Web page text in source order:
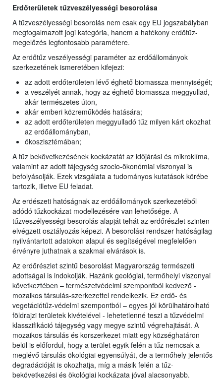
Erdőterületek tűzveszélyességi besorolása
A tűzveszélyességi besorolás nem csak egy EU jogszabályban
megfogalmazott jogi kategória, hanem a hatékony erdőtűz-
megelőzés legfontosabb paramétere.
Az erdőtűz veszélyességi paraméter az erdőállományok
szerkezetének ismeretében kifejezi:
az adott erdőterületen lévő éghető biomassza mennyiségét;
a veszélyét annak, hogy az éghető biomassza meggyullad,
akár természetes úton,
akár emberi közreműködés hatására;
az adott erdőterületen meggyulladó tűz milyen kárt okozhat
az erdőállományban,
ökoszisztémában;
A tűz bekövetkezésének kockázatát az időjárási és mikroklíma,
valamint az adott tájegység szocio-ökonómiai viszonyai is
befolyásolják. Ezek vizsgálata a tudományos kutatások körébe
tartozik, illetve EU feladat.
Az erdészeti hatóságnak az erdőállományok szerkezetéből
adódó tűzkockázat modellezésére van lehetősége. A
tűzveszélyességi besorolás alapját tehát az erdőrészlet szinten
elvégzett osztályozás képezi. A besorolási rendszer hatóságilag
nyilvántartott adatokon alapul és segítségével megfelelően
érvényre juthatnak a szakmai elvárások is.
Az erdőrészlet szintű besorolást Magyarország természeti
adottságai is indokolják. Hazánk geológiai, termőhelyi viszonyai
következtében – természetvédelmi szempontból kedvező -
mozaikos társulás-szerkezettel rendelkezik. Ez erdő- és
vegetációtűz-védelmi szempontból – egyes jól körülhatárolható
földrajzi területek kivételével - lehetetlenné teszi a tűzvédelmi
klasszifikáció tájegység vagy megye szintű végrehajtását. A
mozaikos társulás és korszerkezet miatt egy községhatáron
belül is előfordul, hogy a terület egyik felén a tűz nemcsak a
meglévő társulás ökológiai egyensúlyát, de a termőhely jelentős
degradációját is okozhatja, míg a másik felén a tűz-
bekövetkezési és ökológiai kockázata jóval alacsonyabb.